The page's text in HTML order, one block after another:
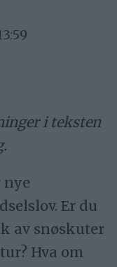
i teksten
Er du
av snøskuter
Hva om